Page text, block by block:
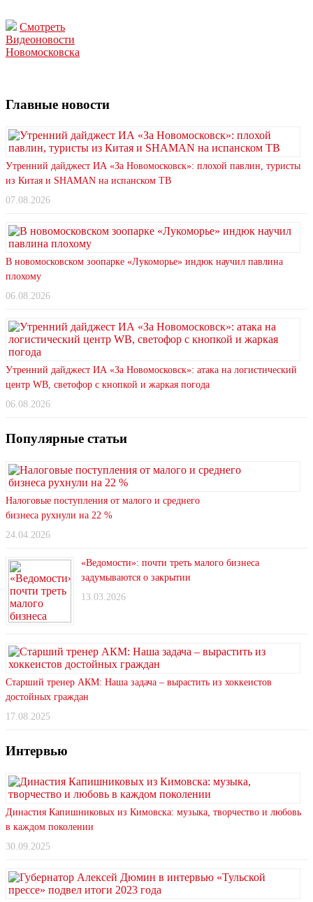
Смотреть
Видеоновости
Новомосковска
Главные новости
Утренний дайджест ИА «За Новомосковск»: плохой павлин, туристы
из Китая и SHAMAN на испанском ТВ
07.08.2026
В новомосковском зоопарке «Лукоморье» индюк научил павлина
плохому
06.08.2026
Утренний дайджест ИА «За Новомосковск»: атака на логистический
центр WB, светофор с кнопкой и жаркая погода
06.08.2026
Популярные статьи
Налоговые поступления от малого и среднего
бизнеса рухнули на 22 %
24.04.2026
«Ведомости»: почти треть малого бизнеса
задумываются о закрытии
13.03.2026
Старший тренер АКМ: Наша задача – вырастить из хоккеистов
достойных граждан
17.08.2025
Интервью
Династия Капишниковых из Кимовска: музыка, творчество и любовь
в каждом поколении
30.09.2025